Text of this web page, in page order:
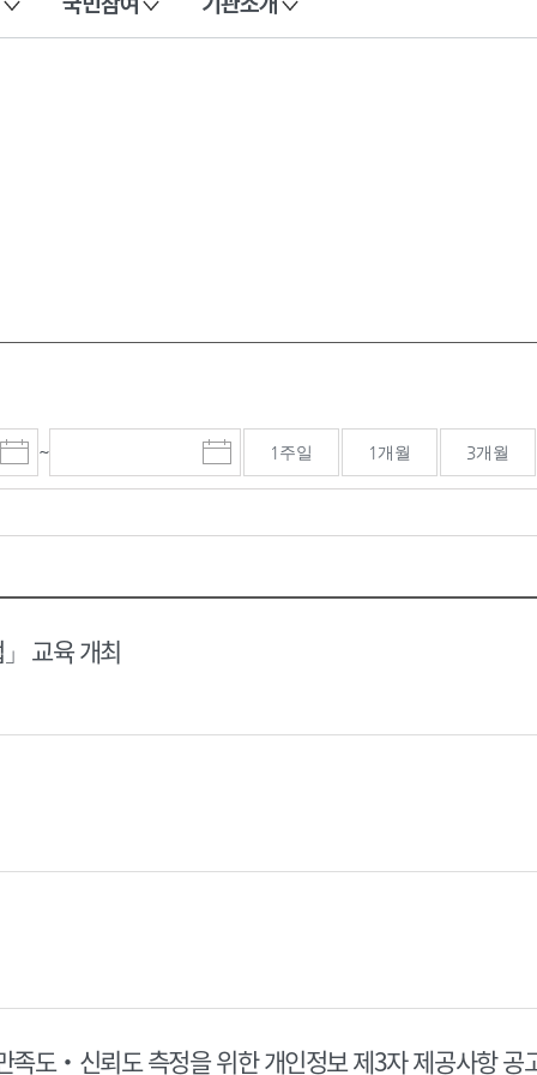
시
~
종
료
력
1주일 1개월 3개월
교육 개최
족도‧신뢰도 측정을 위한 개인정보 제3자 제공사항 공